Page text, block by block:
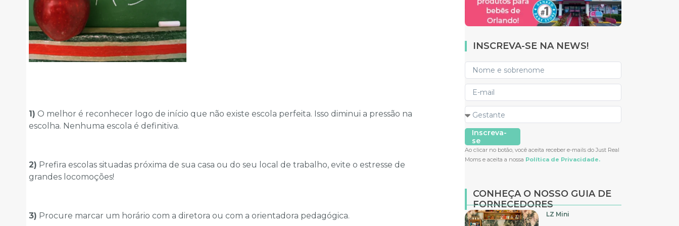
1) O melhor é reconhecer logo de início que não existe escola perfeita. Isso diminui a pressão na
escolha. Nenhuma escola é definitiva.
2) Prefira escolas situadas próxima de sua casa ou do seu local de trabalho, evite o estresse de
grandes locomoções!
3) Procure marcar um horário com a diretora ou com a orientadora pedagógica.
INSCREVA-SE NA NEWS!
Inscreva-
se
Ao clicar no botão, você aceita receber e-mails do Just Real
Moms e aceita a nossa Política de Privacidade.
CONHEÇA O NOSSO GUIA DE
FORNECEDORES
LZ Mini